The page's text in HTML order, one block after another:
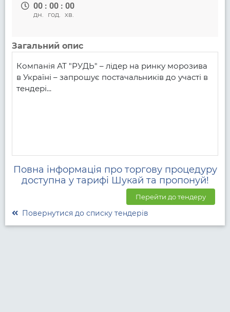
00 : 00 : 00
дн. год. хв.
Загальний опис
Компанія АТ "РУДЬ" – лідер на ринку морозива
в Україні – запрошує постачальників до участі в
тендері...
Повна інформація про торгову процедуру
доступна у тарифі Шукай та пропонуй!
Перейти до тендеру
Повернутися до списку тендерів